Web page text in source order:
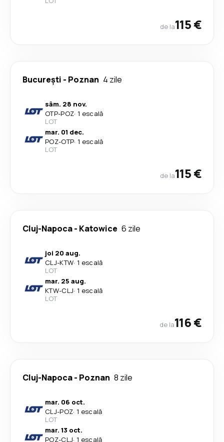
de la115 €
București - Poznan 4 zile
sâm. 28 nov.
OTP-POZ· 1 escală
LOT
mar. 01 dec.
POZ-OTP· 1 escală
LOT
de la115 €
Cluj-Napoca- Katowice 6 zile
joi 20 aug.
CLJ-KTW· 1 escală
LOT
mar. 25 aug.
KTW-CLJ· 1 escală
LOT
de la116 €
Cluj-Napoca- Poznan 8 zile
mar. 06 oct.
CLJ-POZ· 1 escală
LOT
mar. 13 oct.
POZ-CLJ· 1 escală